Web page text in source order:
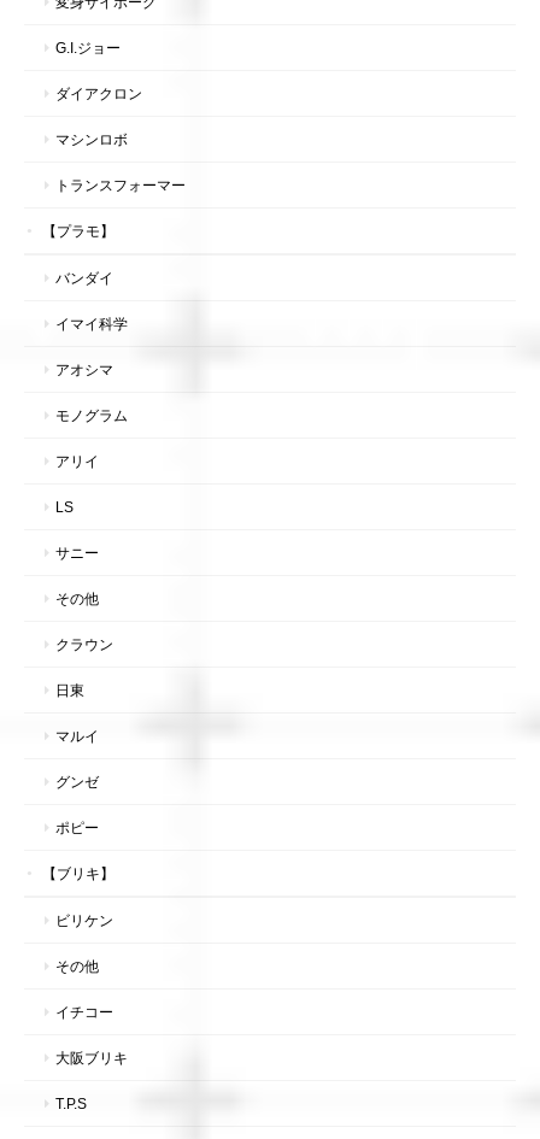
G.I.ジョー
ダイアクロン
マシンロボ
トランスフォーマー
【プラモ】
バンダイ
イマイ科学
アオシマ
モノグラム
アリイ
LS
サニー
その他
クラウン
日東
マルイ
グンゼ
ポピー
【ブリキ】
ビリケン
その他
イチコー
大阪ブリキ
T.P.S